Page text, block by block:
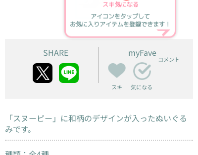
スキ気になる
アイコンをタップして
お気に入りアイテムを登録できます！
SHARE myFave
スキ 気になる
コメント
「スヌーピー」に和柄のデザインが入ったぬいぐる
みです。